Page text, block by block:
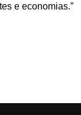
e economias.”